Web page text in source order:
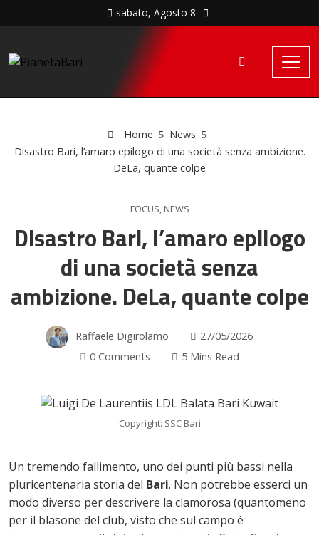
sabato, Agosto 8
Home
News
Disastro Bari, l’amaro epilogo di una società senza ambizione.
DeLa, quante colpe
FOCUS, NEWS
Disastro Bari, l’amaro epilogo
di una società senza
ambizione. DeLa, quante colpe
Raffaele Digirolamo
27/05/2026
0 Comments
5 Mins Read
Copyright: SSC Bari
Un tremendo fallimento, uno dei punti più bassi nella
pluricentenaria storia del Bari. Non potrebbe esserci un
modo diverso per descrivere la clamorosa (quantomeno
per il blasone del club, visto che sul campo è